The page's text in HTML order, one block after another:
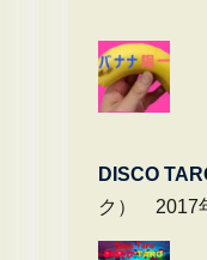
DISCO
ク） 2017